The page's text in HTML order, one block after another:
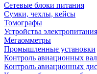
Сетевые блоки питания
Сумки, чехлы, кейсы
Томографы
Устройства электропитания
Мегаомметры
Промышленные установки
Контроль авиационных
Контроль авиационных